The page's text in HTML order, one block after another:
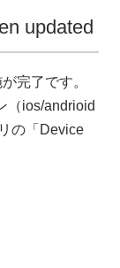
updated
完了です。
（ios/andrioid
の「Device